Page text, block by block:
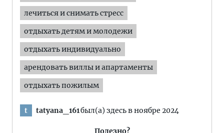
лечиться и снимать стресс
отдыхать детям и молодежи
отдыхать индивидуально
арендовать виллы и апартаменты
отдыхать пожилым
t tatyana_161был(а) здесь в ноябре 2024
Полезно?